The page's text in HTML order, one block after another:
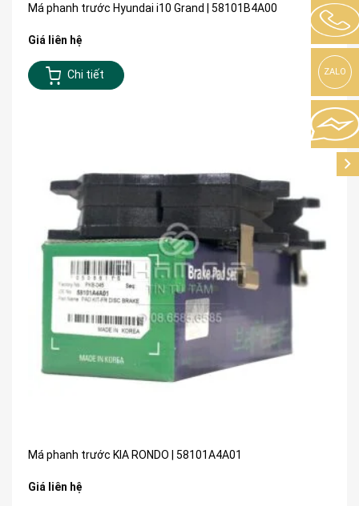
Má phanh trước Hyundai i10 Grand | 58101B4A00
Giá liên hệ
Chi tiết
Má phanh trước KIA RONDO | 58101A4A01
Giá liên hệ
ZALO